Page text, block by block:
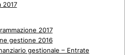
2017
2017
gestione 2016
gestionale – Entrate